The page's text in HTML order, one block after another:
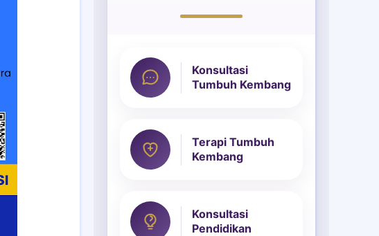
Konsultasi
Tumbuh Kembang
Terapi Tumbuh
Kembang
Konsultasi
Pendidikan